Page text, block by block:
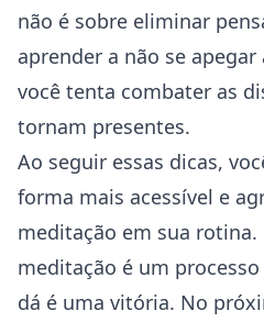
não é sobre eliminar
aprender a não se
você tenta combater as
tornam presentes.
Ao seguir essas dicas,
forma mais acessível e
meditação em sua rotina.
meditação é um
dá é uma vitória. No